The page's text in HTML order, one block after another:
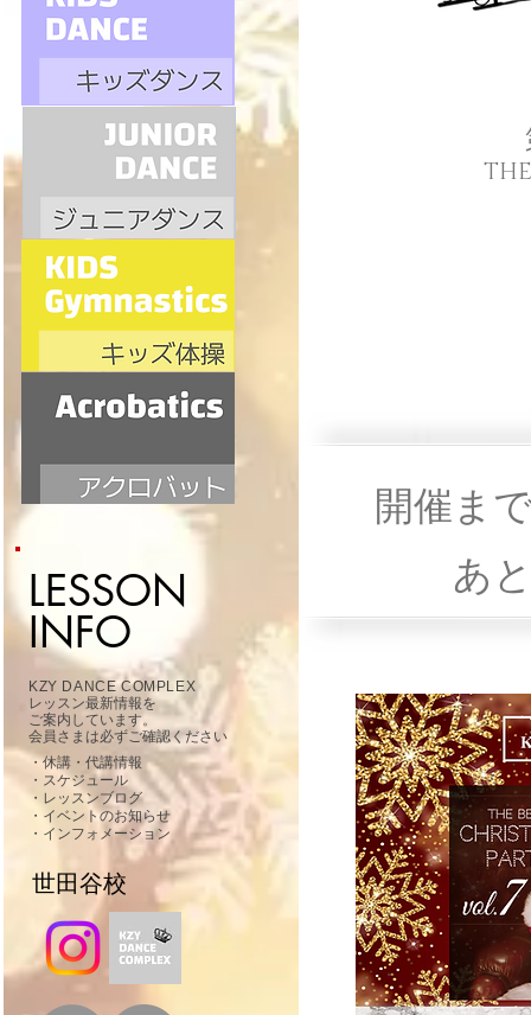
開催ま
あ
LESSON
INFO
KZY DANCE COMPLEX
レッスン最新情報を
ご案内しています​。
​会員さまは必ずご確認ください
・休講・代講情報
・スケジュール
・レッスンブログ
・イベントのお知らせ
・インフォメーション
​ 世田谷校